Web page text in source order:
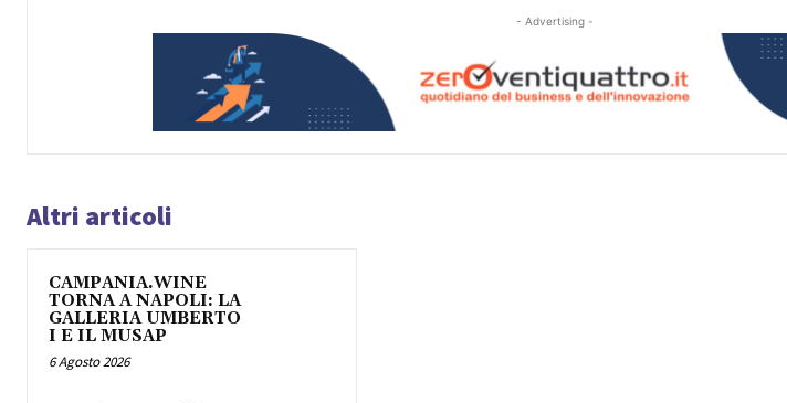
- Advertising -
Altri articoli
CAMPANIA.WINE
TORNA A NAPOLI: LA
GALLERIA UMBERTO
I E IL MUSAP
6 Agosto 2026